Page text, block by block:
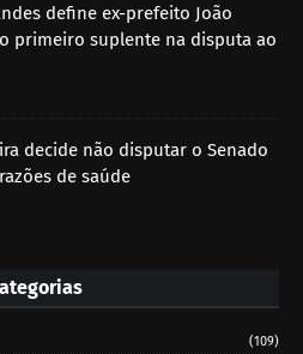
define ex-prefeito João
primeiro suplente na disputa ao
decide não disputar o Senado
de saúde
(109)